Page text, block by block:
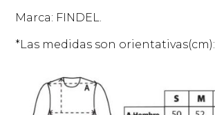
Marca: FINDEL.
*Las medidas son orientativas(cm):